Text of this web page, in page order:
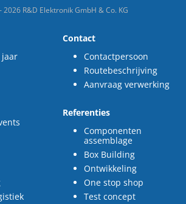
2026 R&D Elektronik GmbH & Co. KG
jaar
Contact
Contactpersoon
Routebeschrijving
Aanvraag verwerking
Referenties
Componenten
assemblage
Box Building
Ontwikkeling
One stop shop
Test concept